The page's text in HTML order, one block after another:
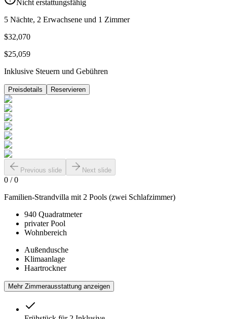
Nicht erstattungsfähig
5 Nächte, 2 Erwachsene und 1 Zimmer
$32,070
$25,059
Inklusive Steuern und Gebühren
Preisdetails Reservieren
Previous slide Next slide
0 /0
Familien-Strandvilla mit 2 Pools (zwei Schlafzimmer)
940 Quadratmeter
privater Pool
Wohnbereich
Außendusche
Klimaanlage
Haartrockner
Mehr Zimmerausstattung anzeigen